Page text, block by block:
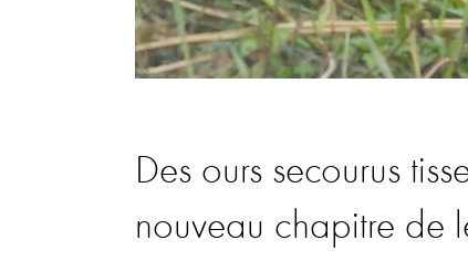
Des ours secourus
nouveau chapitre de